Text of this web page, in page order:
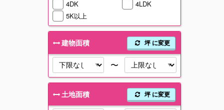
4DK
4LDK
5K以上
建物面積 坪 に変更
〜
土地面積 坪 に変更